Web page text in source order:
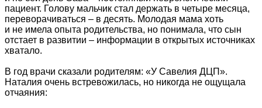
пациент. Голову мальчик стал держать в четыре месяца,
переворачиваться – в десять. Молодая мама хоть
и не имела опыта родительства, но понимала, что сын
отстает в развитии – информации в открытых источниках
хватало.
В год врачи сказали родителям: «У Савелия ДЦП».
Наталия очень встревожилась, но никогда не ощущала
отчаяния: